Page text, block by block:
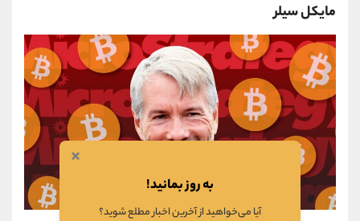
مایکل سیلر
×
به روز بمانید!
آیا می‌خواهید از آخرین اخبار مطلع شوید؟